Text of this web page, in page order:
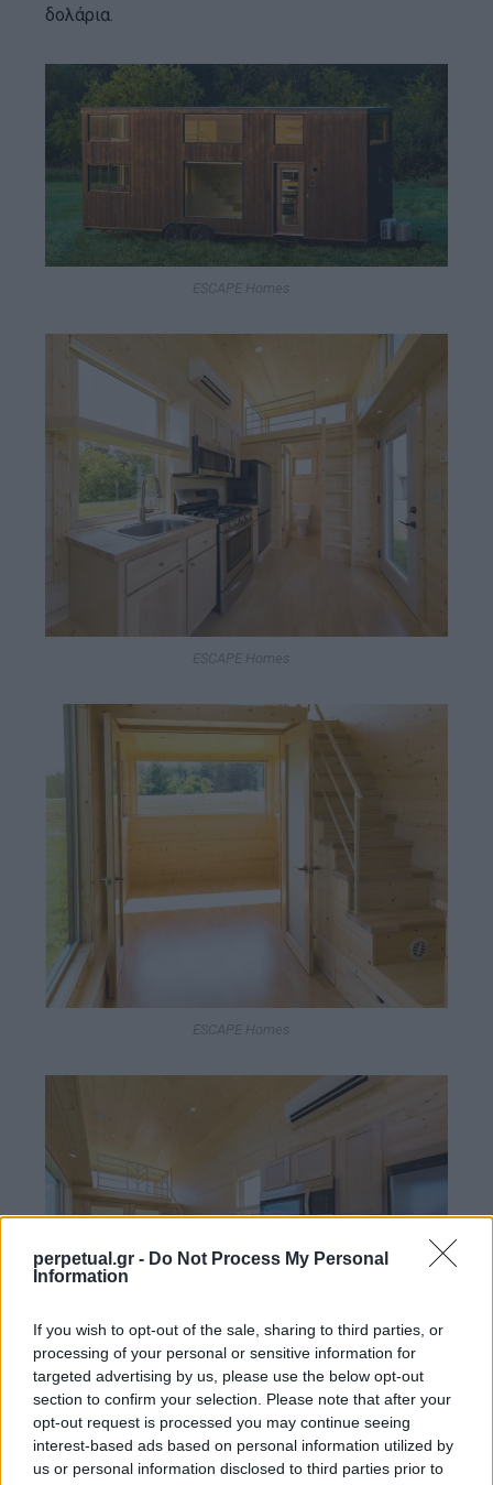
perpetual.gr - Do Not Process My Personal
Information
If you wish to opt-out of the sale, sharing to third parties, or
processing of your personal or sensitive information for
targeted advertising by us, please use the below opt-out
section to confirm your selection. Please note that after your
opt-out request is processed you may continue seeing
interest-based ads based on personal information utilized by
us or personal information disclosed to third parties prior to
δολάρια.
ESCAPE Homes